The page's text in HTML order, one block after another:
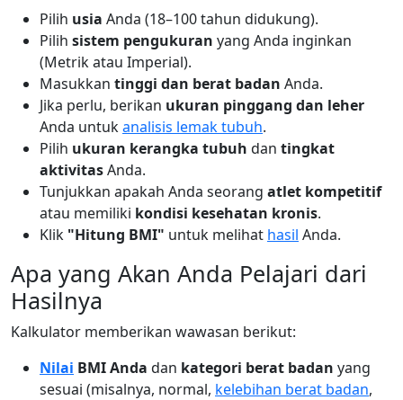
Pilih usia Anda (18–100 tahun didukung).
Pilih sistem pengukuran yang Anda inginkan
(Metrik atau Imperial).
Masukkan tinggi dan berat badan Anda.
Jika perlu, berikan ukuran pinggang dan leher
Anda untukanalisis lemak tubuh.
Pilih ukuran kerangka tubuh dan tingkat
aktivitasAnda.
Tunjukkan apakah Anda seorang atlet kompetitif
atau memiliki kondisi kesehatan kronis.
Klik "Hitung BMI" untuk melihat hasil Anda.
Apa yang Akan Anda Pelajari dari
Hasilnya
Kalkulator memberikan wawasan berikut:
Nilai BMI Anda dan kategori berat badan yang
sesuai (misalnya, normal, kelebihan berat badan,